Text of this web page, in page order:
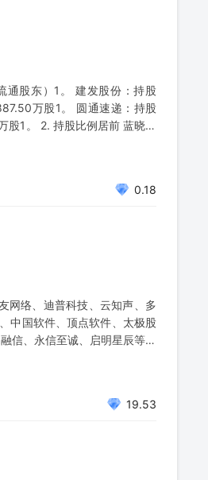
通股东）1。 建发股份：持股
万股1。 圆通速递：持股
1。 2. 持股比例居前 蓝晓科
0.18
网络、迪普科技、云知声、多
中国软件、顶点软件、太极股
信、永信至诚、启明星辰等。
19.53